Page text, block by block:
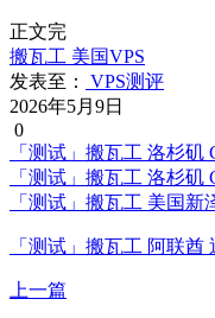
正文完
搬瓦工 美国VPS
发表至：
VPS测评
2026年5月9日
0
「测试」搬瓦工 洛杉
「测试」搬瓦工 洛杉
「测试」搬瓦工 美国新
「测试」搬瓦工 阿联
上一篇